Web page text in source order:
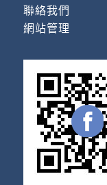
聯絡我們
網站管理